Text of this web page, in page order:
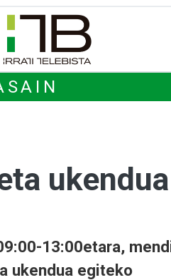
13:00etara,
ukendua egiteko